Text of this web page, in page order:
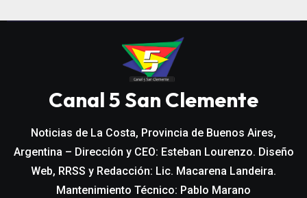
Canal 5 San Clemente
Noticias de La Costa, Provincia de Buenos Aires,
Argentina – Dirección y CEO: Esteban Lourenzo. Diseño
Web, RRSS y Redacción: Lic. Macarena Landeira.
Mantenimiento Técnico: Pablo Marano